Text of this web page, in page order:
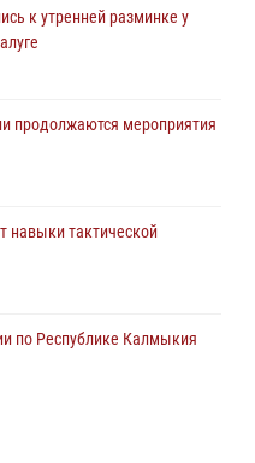
к утренней разминке у
продолжаются мероприятия
навыки тактической
по Республике Калмыкия
встретились с